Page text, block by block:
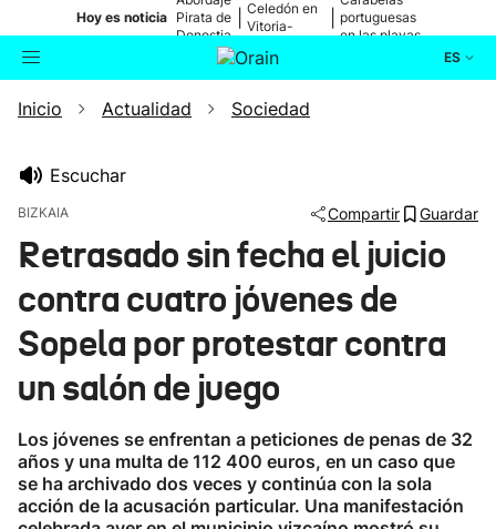
Hoy es noticia Pirata de
Donostia
Celedón en
Vitoria-
portuguesas
en las playas
ES
Buscador Actualidad
Ikusmiran
Eguraldia
Inicio Actualidad Sociedad
Escuchar
BIZKAIA Compartir Guardar
Retrasado sin fecha el juicio
contra cuatro jóvenes de
Sopela por protestar contra
un salón de juego
Los jóvenes se enfrentan a peticiones de penas de 32
años y una multa de 112 400 euros, en un caso que
se ha archivado dos veces y continúa con la sola
acción de la acusación particular. Una manifestación